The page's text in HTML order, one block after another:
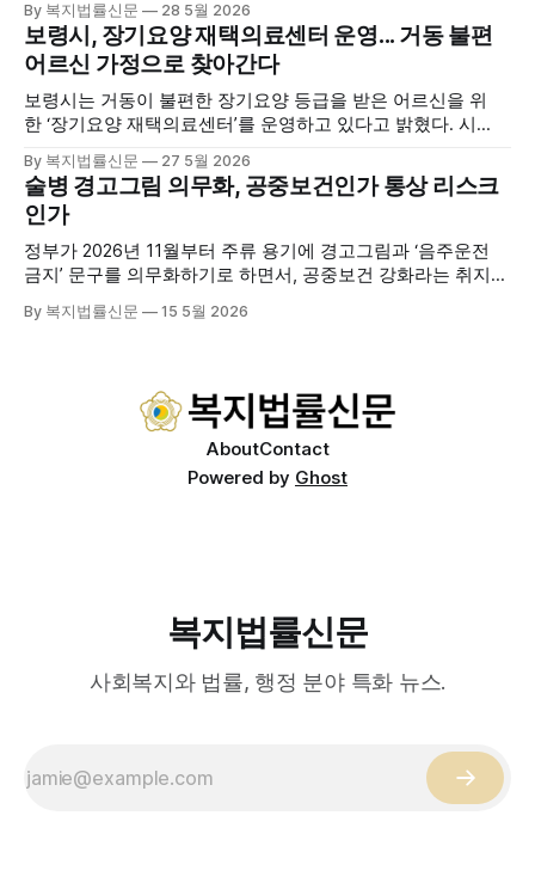
행사에는 서산시 관내 주·야간보호기관 관계자와 종사자, 유관
기관 내빈 등 약 100여명이 참석했으며, 서산시청 관계자, 서
산시노인복지시설협회, 서산시재가복지협회, 서산시사회복지
사협회 등 지역 노인복지 관련 기관 관계자들이 함께해 협회
출범을 축하했다. 서산시노인주야간보호협회는 서산시 소재
By 복지법률신문 28 5월 2026
보령시, 장기요양 재택의료센터 운영... 거동 불편
어르신 가정으로 찾아간다
보령시는 거동이 불편한 장기요양 등급을 받은 어르신을 위
한 ‘장기요양 재택의료센터’를 운영하고 있다고 밝혔다. 시
고 본격적인 서비스 제공에 나서고 있다. 재택의료센터
는 (한)의사가 거동 불편으로 의료기관 이용이 어렵다고 판단
한 장기요양 등급자를 대상으로, (한)의사·간호사·사회복지사
로 구성된 다학제 팀이 직접 가정을 방문해 건강관리서비스
를 제공하는
By 복지법률신문 27 5월 2026
술병 경고그림 의무화, 공중보건인가 통상 리스크
인가
정부가 2026년 11월부터 주류 용기에 경고그림과 ‘음주운전
금지’ 문구를 의무화하기로 하면서, 공중보건 강화라는 취지와
도는 국제 통상 규범, 영세업체 부담, 소비자 선택권 등 다양한
By 복지법률신문 15 5월 2026
AboutContact
Powered by Ghost
복지법률신문
사회복지와 법률, 행정 분야 특화 뉴스.